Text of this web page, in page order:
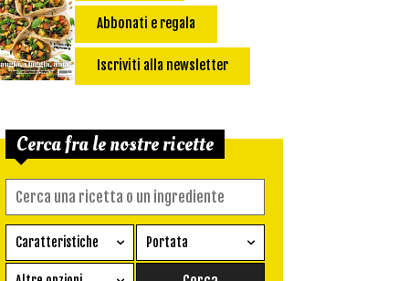
Abbonati e regala
Iscriviti alla newsletter
Cerca fra le nostre ricette
Caratteristiche
Ricetta vegetariana
Portata
Antipasto